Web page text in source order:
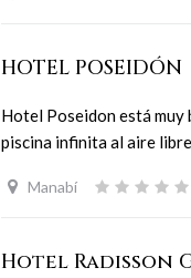
HOTEL POSEIDÓN
Hotel Poseidon está muy
piscina infinita al aire
Manabí
Hotel Radisson